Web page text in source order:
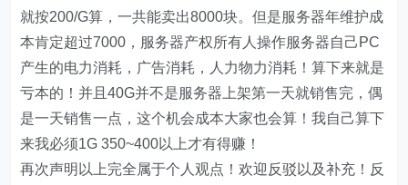
就按200/G算，一共能卖出8000块。但是服务器年维护成
本肯定超过7000，服务器产权所有人操作服务器自己PC
产生的电力消耗，广告消耗，人力物力消耗！算下来就是
亏本的！并且40G并不是服务器上架第一天就销售完，偶
是一天销售一点，这个机会成本大家也会算！我自己算下
来我必须1G 350~400以上才有得赚！
再次声明以上完全属于个人观点！欢迎反驳以及补充！反